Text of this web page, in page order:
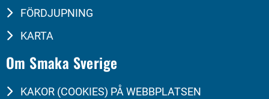
FÖRDJUPNING
KARTA
Om Smaka Sverige
KAKOR (COOKIES) PÅ WEBBPLATSEN